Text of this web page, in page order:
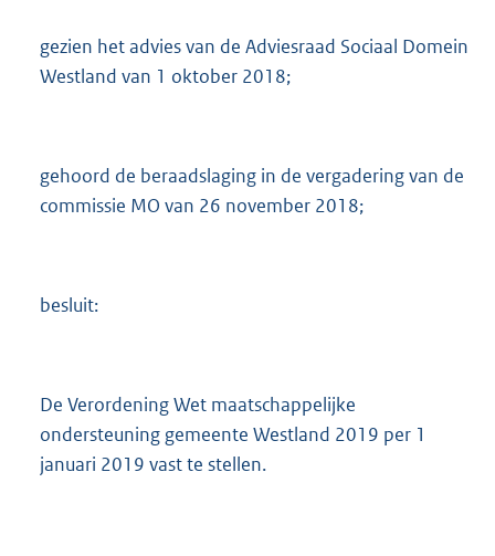
gezien het advies van de Adviesraad Sociaal Domein
Westland van 1 oktober 2018;
gehoord de beraadslaging in de vergadering van de
commissie MO van 26 november 2018;
besluit:
De Verordening Wet maatschappelijke
ondersteuning gemeente Westland 2019 per 1
januari 2019 vast te stellen.